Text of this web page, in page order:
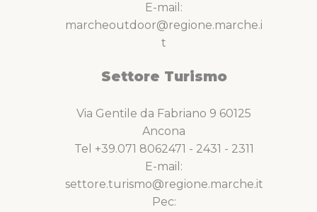
E-mail:
marcheoutdoor@regione.marche.i
t
Settore Turismo
Via Gentile da Fabriano 9 60125
Ancona
Tel +39.071 8062471 - 2431 - 2311
E-mail:
settore.turismo@regione.marche.it
Pec: